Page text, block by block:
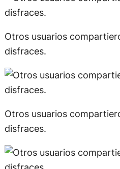
Otros usuarios
disfraces.
Otros usuarios
disfraces.